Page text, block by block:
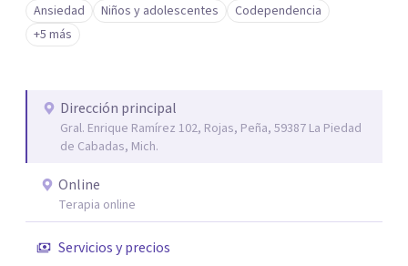
y brindarte las herramientas necesarias para fortalecer
tu paz mental.
Ansiedad Niños y adolescentes
Codependencia
+5 más
Dirección principal
Gral. Enrique Ramírez 102, Rojas, Peña, 59387 La Piedad
de Cabadas, Mich.
Online
Terapia online
Servicios y precios